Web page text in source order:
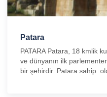
Patara
PATARA Patara, 18 kmlik
ve dünyanın ilk
bir şehirdir. Patara sahip